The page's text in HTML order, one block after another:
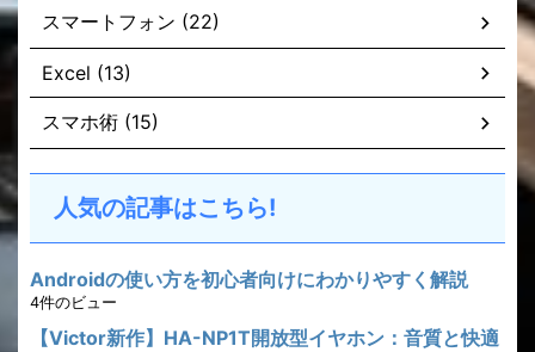
スマートフォン (22)
Excel (13)
スマホ術 (15)
人気の記事はこちら!
Androidの使い方を初心者向けにわかりやすく解説
4件のビュー
【Victor新作】HA-NP1T開放型イヤホン：音質と快適